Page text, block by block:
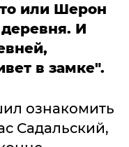
или Шерон
И
в замке".
ознакомить
Садальский,